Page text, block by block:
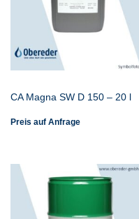
CA Magna SW D 150 – 20 l
Preis auf Anfrage